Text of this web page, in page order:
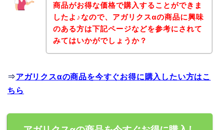
商品がお得な価格で購入することができま
したよ♪なので、アガリクスαの商品に興味
のある方は下記ページなどを参考にされて
みてはいかがでしょうか？
⇒アガリクスαの商品を今すぐお得に購入したい方はこ
ちら